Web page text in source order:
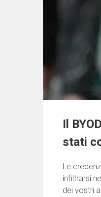
Il
stati
Le
infiltrarsi
dei vostri